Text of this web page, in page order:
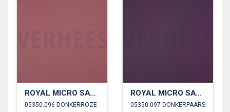
ROYAL MICRO SATIJN
05350.096 DONKERROZE
ROYAL MICRO SATIJN
05350.097 DONKERPAARS